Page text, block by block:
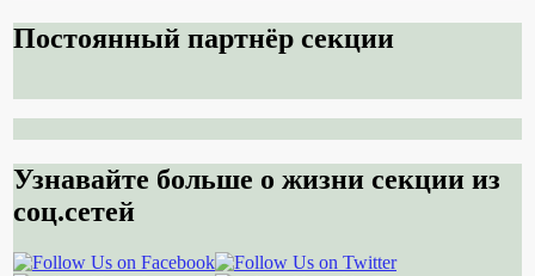
Постоянный партнёр секции
Узнавайте больше о жизни секции из
соц.сетей